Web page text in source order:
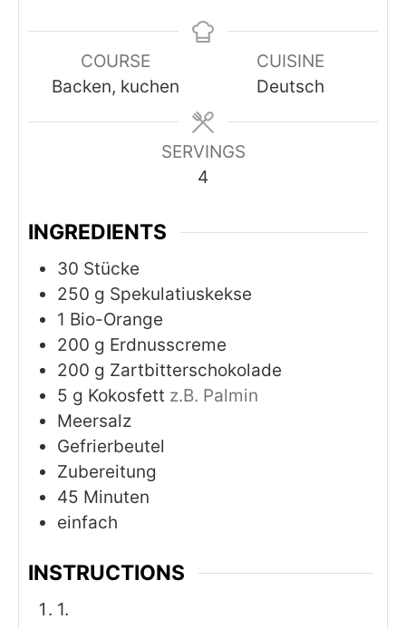
COURSE
Backen, kuchen
CUISINE
Deutsch
SERVINGS
4
INGREDIENTS
30 Stücke
250 g Spekulatiuskekse
1 Bio-Orange
200 g Erdnusscreme
200 g Zartbitterschokolade
5 g Kokosfett z.B. Palmin
Meersalz
Gefrierbeutel
Zubereitung
45 Minuten
einfach
INSTRUCTIONS
1.